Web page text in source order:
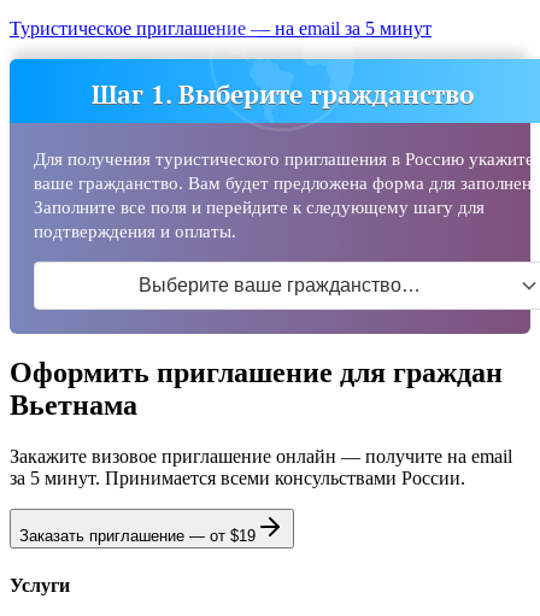
Туристическое приглашение — на email за 5 минут
Шаг 1. Выберите гражданство
Для получения туристического приглашения в Россию укажите
ваше гражданство. Вам будет предложена форма для
Заполните все поля и перейдите к следующему шагу для
подтверждения и оплаты.
Выберите ваше гражданство…
Оформить приглашение для граждан
Вьетнама
Закажите визовое приглашение онлайн — получите на email
за 5 минут. Принимается всеми консульствами России.
Заказать приглашение — от $19
Услуги